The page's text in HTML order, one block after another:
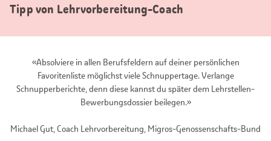
Tipp von Lehrvorbereitung-Coach
«Absolviere in allen Berufsfeldern auf deiner persönlichen
Favoritenliste möglichst viele Schnuppertage. Verlange
Schnupperberichte, denn diese kannst du später dem Lehrstellen-
Bewerbungsdossier beilegen.»
Michael Gut, Coach Lehrvorbereitung, Migros-Genossenschafts-Bund